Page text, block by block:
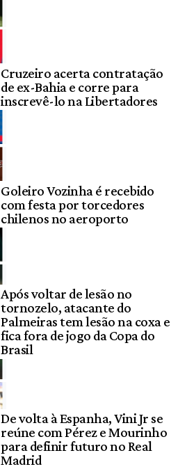
Cruzeiro acerta contratação
de ex-Bahia e corre para
inscrevê-lo na Libertadores
Goleiro Vozinha é recebido
com festa por torcedores
chilenos no aeroporto
Após voltar de lesão no
tornozelo, atacante do
Palmeiras tem lesão na coxa e
fica fora de jogo da Copa do
Brasil
De volta à Espanha, Vini Jr se
reúne com Pérez e Mourinho
para definir futuro no Real
Madrid